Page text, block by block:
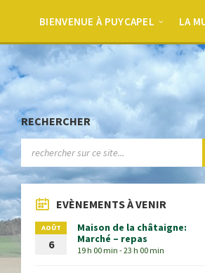
BIENVENUE À PUYCAPEL LA
RECHERCHER
EVÈNEMENTS À VENIR
AOÛT
6
Maison de la châtaigne:
Marché – repas
19 h 00 min - 23 h 00 min